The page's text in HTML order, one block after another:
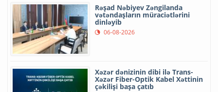
Rəşad Nəbiyev Zəngilanda
vətəndaşların müraciətlərini
dinləyib
06-08-2026
Xəzər dənizinin dibi ilə Trans-
Xəzər Fiber-Optik Kabel Xəttinin
çəkilişi başa çatıb